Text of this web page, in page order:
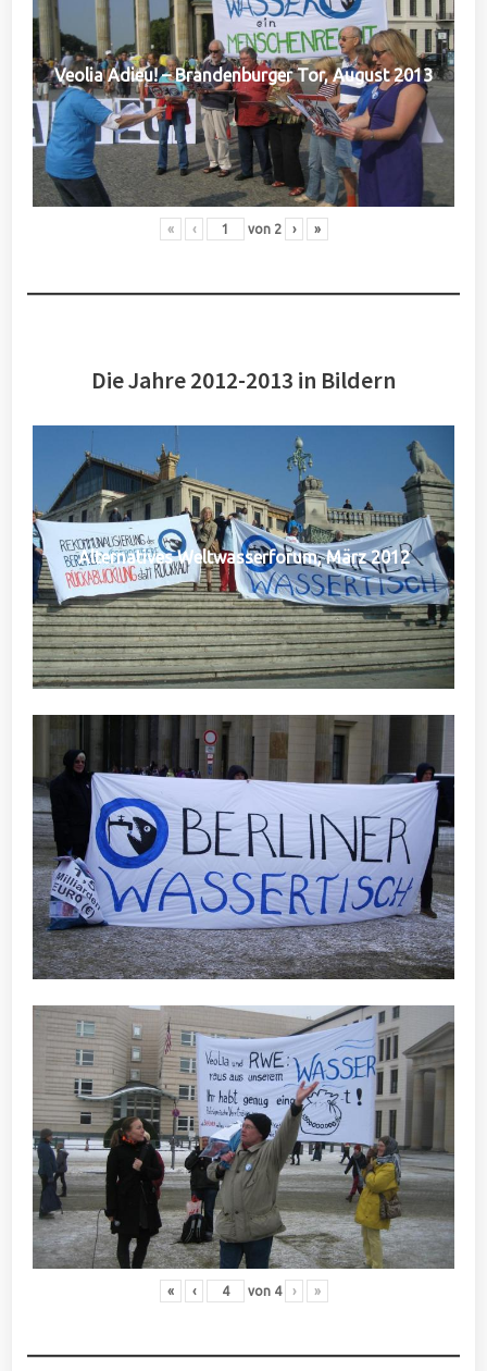
Veolia Adieu! – Brandenburger Tor, August 2013
« ‹ von 2 › »
Die Jahre 2012-2013 in Bildern
Alternatives Weltwasserforum, März 2012
« ‹ von 4 › »